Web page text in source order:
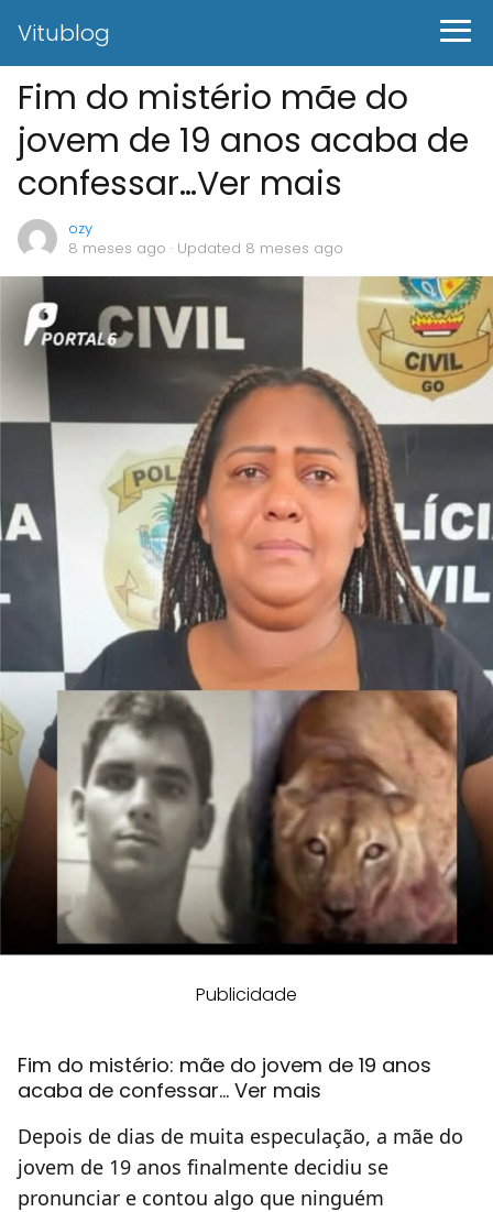
Vitublog
Fim do mistério mãe do
jovem de 19 anos acaba de
confessar…Ver mais
ozy
8 meses ago · Updated 8 meses ago
Publicidade
Fim do mistério: mãe do jovem de 19 anos
acaba de confessar… Ver mais
Depois de dias de muita especulação, a mãe do
jovem de 19 anos finalmente decidiu se
pronunciar e contou algo que ninguém